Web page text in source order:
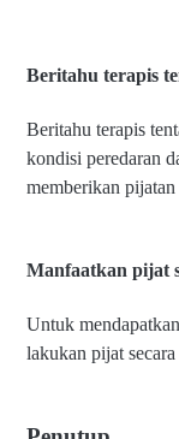
Beritahu terapis
Beritahu terapis
kondisi peredaran
memberikan pijatan
Manfaatkan pijat
Untuk
lakukan pijat